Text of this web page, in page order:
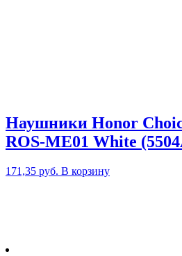
Наушники Honor
ROS-ME01 White
171,35 руб. В корзину